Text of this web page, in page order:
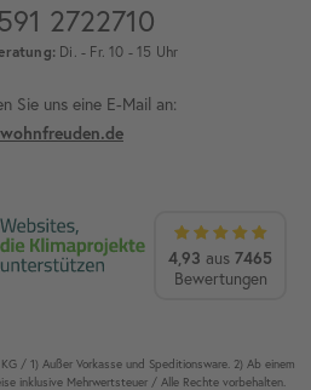
4,93 aus 7465
Bewertungen
2722710
Di. - Fr. 10 - 15 Uhr
Sie uns eine E-Mail an:
/ 1) Außer Vorkasse und Speditionsware. 2) Ab einem
inklusive Mehrwertsteuer / Alle Rechte vorbehalten.